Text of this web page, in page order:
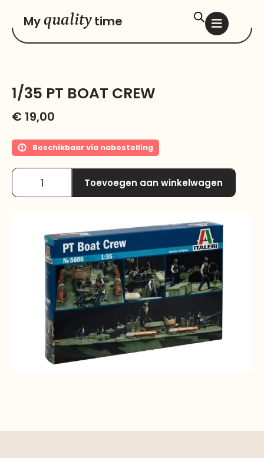
Myquality time
1/35 PT BOAT CREW
€ 19,00
Beschikbaar via nabestelling
Toevoegen aan winkelwagen